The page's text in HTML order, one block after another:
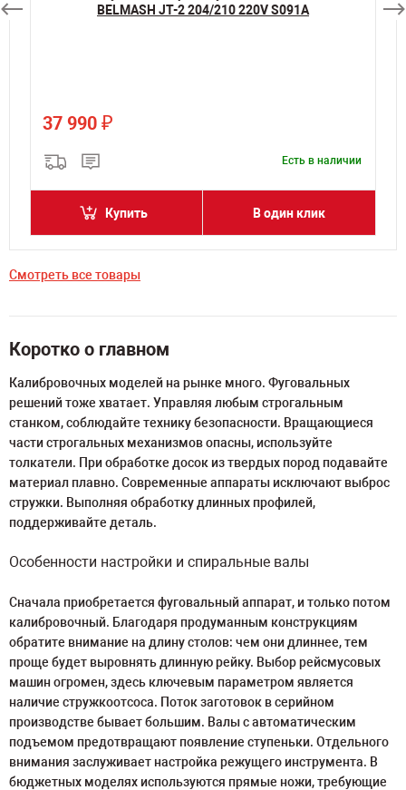
BELMASH JT-2 204/210 220V S091A
37 990 ₽
Есть в наличии
Купить В один клик
Смотреть все товары
Коротко о главном
Калибровочных моделей на рынке много. Фуговальных
решений тоже хватает. Управляя любым строгальным
станком, соблюдайте технику безопасности. Вращающиеся
части строгальных механизмов опасны, используйте
толкатели. При обработке досок из твердых пород подавайте
материал плавно. Современные аппараты исключают выброс
стружки. Выполняя обработку длинных профилей,
поддерживайте деталь.
Особенности настройки и спиральные валы
Сначала приобретается фуговальный аппарат, и только потом
калибровочный. Благодаря продуманным конструкциям
обратите внимание на длину столов: чем они длиннее, тем
проще будет выровнять длинную рейку. Выбор рейсмусовых
машин огромен, здесь ключевым параметром является
наличие стружкоотсоса. Поток заготовок в серийном
производстве бывает большим. Валы с автоматическим
подъемом предотвращают появление ступеньки. Отдельного
внимания заслуживает настройка режущего инструмента. В
бюджетных моделях используются прямые ножи, требующие